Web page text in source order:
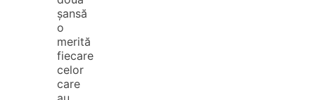
șansă
o
merită
fiecare
celor
care